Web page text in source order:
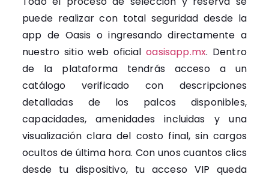
puede realizar con total seguridad desde la
app de Oasis o ingresando directamente a
nuestro sitio web oficialoasisapp.mx. Dentro
de la plataforma tendrás acceso a un
catálogo verificado con descripciones
detalladas de los palcos disponibles,
capacidades, amenidades incluidas y una
visualización clara del costo final, sin cargos
ocultos de última hora. Con unos cuantos clics
desde tu dispositivo, tu acceso VIP queda